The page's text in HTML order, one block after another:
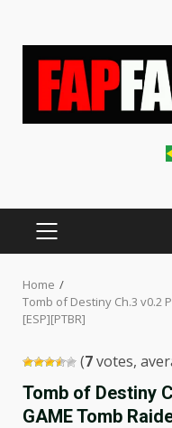
PRIMARY
MENU
Home
Tomb of Destiny Ch.3 v0.2
[ESP][PTBR]
(7votes,
Tomb of Destiny
GAME Tomb